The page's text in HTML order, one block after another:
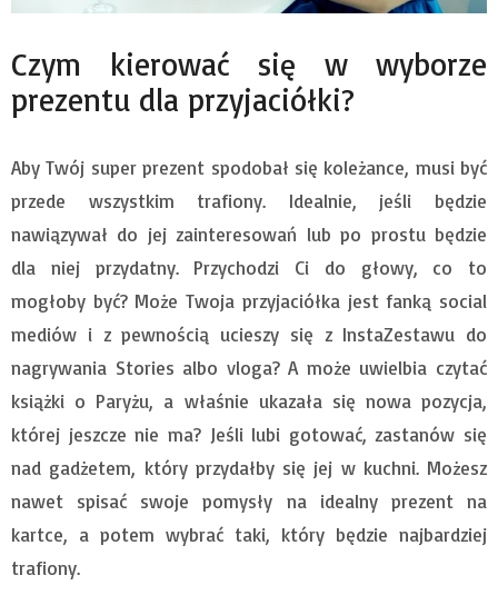
Czym kierować się w wyborze
prezentu dla przyjaciółki?
Aby Twój super prezent spodobał się koleżance, musi być
przede wszystkim trafiony. Idealnie, jeśli będzie
nawiązywał do jej zainteresowań lub po prostu będzie
dla niej przydatny. Przychodzi Ci do głowy, co to
mogłoby być? Może Twoja przyjaciółka jest fanką social
mediów i z pewnością ucieszy się z InstaZestawu do
nagrywania Stories albo vloga? A może uwielbia czytać
książki o Paryżu, a właśnie ukazała się nowa pozycja,
której jeszcze nie ma? Jeśli lubi gotować, zastanów się
nad gadżetem, który przydałby się jej w kuchni. Możesz
nawet spisać swoje pomysły na idealny prezent na
kartce, a potem wybrać taki, który będzie najbardziej
trafiony.